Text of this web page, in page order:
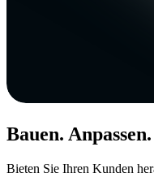
Bauen.
Bieten Sie Ihren Kunden